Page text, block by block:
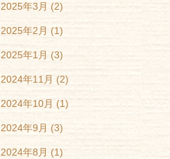
2025年3月 (2)
2025年2月 (1)
2025年1月 (3)
2024年11月 (2)
2024年10月 (1)
2024年9月 (3)
2024年8月 (1)